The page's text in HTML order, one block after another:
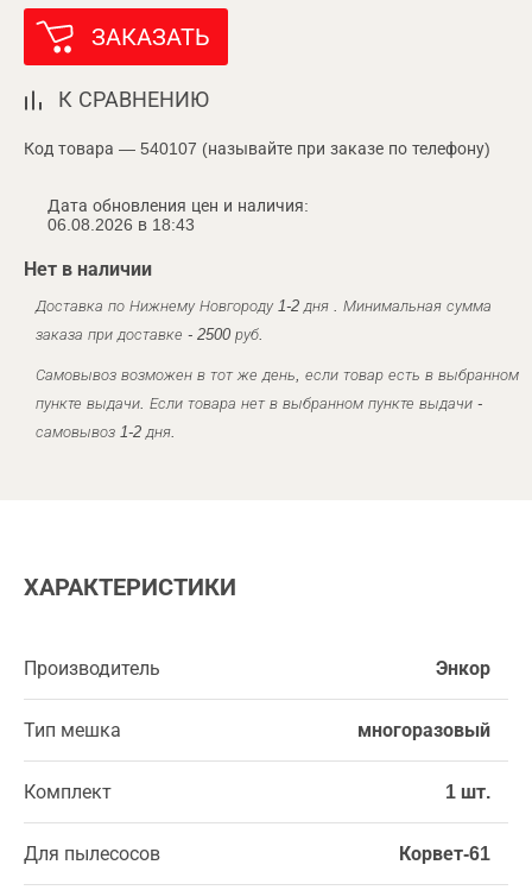
ЗАКАЗАТЬ
К СРАВНЕНИЮ
Код товара — 540107 (называйте при заказе по телефону)
Дата обновления цен и наличия:
06.08.2026 в 18:43
Нет в наличии
Доставка по Нижнему Новгороду 1-2 дня . Минимальная сумма
заказа при доставке - 2500 руб.
Самовывоз возможен в тот же день, если товар есть в выбранном
пункте выдачи. Если товара нет в выбранном пункте выдачи -
самовывоз 1-2 дня.
ХАРАКТЕРИСТИКИ
Производитель Энкор
Тип мешка многоразовый
Комплект 1 шт.
Для пылесосов Корвет-61